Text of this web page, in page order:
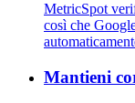
MetricSpot
così che
Mantieni